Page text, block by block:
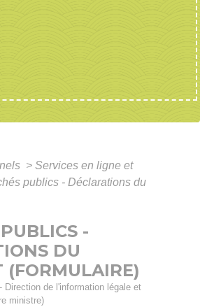
> Services en ligne et
publics - Déclarations du
-
DU
(FORMULAIRE)
Direction de l'information légale et
ministre)